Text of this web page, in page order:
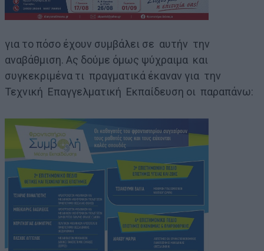
για το πόσο έχουν συμβάλει σε αυτήν την
αναβάθμιση. Ας δούμε όμως ψύχραιμα και
συγκεκριμένα τι πραγματικά έκαναν για την
Τεχνική Επαγγελματική Εκπαίδευση οι παραπάνω: